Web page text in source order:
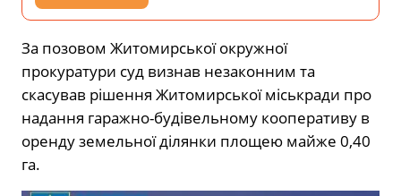
За позовом Житомирської окружної
прокуратури суд визнав незаконним та
скасував рішення Житомирської міськради про
надання гаражно-будівельному кооперативу в
оренду земельної ділянки площею майже 0,40
га.